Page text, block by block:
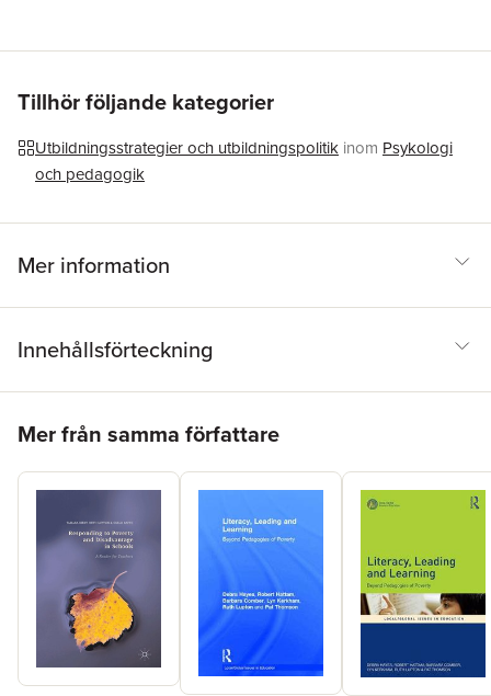
Tillhör följande kategorier
Utbildningsstrategier och utbildningspolitik inom Psykologi
och pedagogik
Mer information
Innehållsförteckning
Mer från samma författare